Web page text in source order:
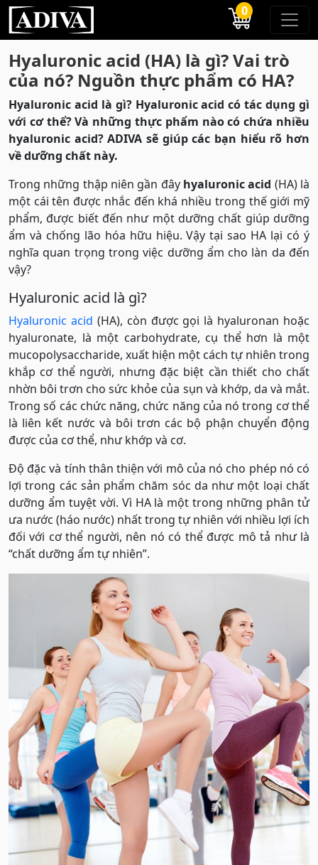
0
Hyaluronic acid (HA) là gì? Vai trò
của nó? Nguồn thực phẩm có HA?
Hyaluronic acid là gì? Hyaluronic acid có tác dụng gì
với cơ thể? Và những thực phẩm nào có chứa nhiều
hyaluronic acid? ADIVA sẽ giúp các bạn hiểu rõ hơn
về dưỡng chất này.
Trong những thập niên gần đây hyaluronic acid (HA) là
một cái tên được nhắc đến khá nhiều trong thế giới mỹ
phẩm, được biết đến như một dưỡng chất giúp dưỡng
ẩm và chống lão hóa hữu hiệu. Vậy tại sao HA lại có ý
nghĩa quan trọng trong việc dưỡng ẩm cho làn da đến
vậy?
Hyaluronic acid là gì?
Hyaluronic acid (HA), còn được gọi là hyaluronan hoặc
hyaluronate, là một carbohydrate, cụ thể hơn là một
mucopolysaccharide, xuất hiện một cách tự nhiên trong
khắp cơ thể người, nhưng đặc biệt cần thiết cho chất
nhờn bôi trơn cho sức khỏe của sụn và khớp, da và mắt.
Trong số các chức năng, chức năng của nó trong cơ thể
là liên kết nước và bôi trơn các bộ phận chuyển động
được của cơ thể, như khớp và cơ.
Độ đặc và tính thân thiện với mô của nó cho phép nó có
lợi trong các sản phẩm chăm sóc da như một loại chất
dưỡng ẩm tuyệt vời. Vì HA là một trong những phân tử
ưa nước (háo nước) nhất trong tự nhiên với nhiều lợi ích
đối với cơ thể người, nên nó có thể được mô tả như là
“chất dưỡng ẩm tự nhiên”.